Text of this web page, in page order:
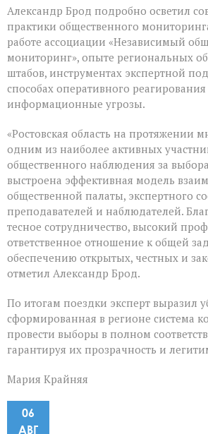
Александр Брод подробно осветил
практики общественного
работе ассоциации «Независимый
мониторинг», опыте региональных
штабов, инструментах экспертной
способах оперативного реагирования
информационные угрозы.
«Ростовская область на протяжении
одним из наиболее активных
общественного наблюдения за
выстроена эффективная модель
общественной палаты, экспертного
преподавателей и наблюдателей.
тесное сотрудничество, высокий
ответственное отношение к общей
обеспечению открытых, честных и
отметил Александр Брод.
По итогам поездки эксперт выразил
сформированная в регионе система
провести выборы в полном
гарантируя их прозрачность и
Мария Крайняя
06
АВГ